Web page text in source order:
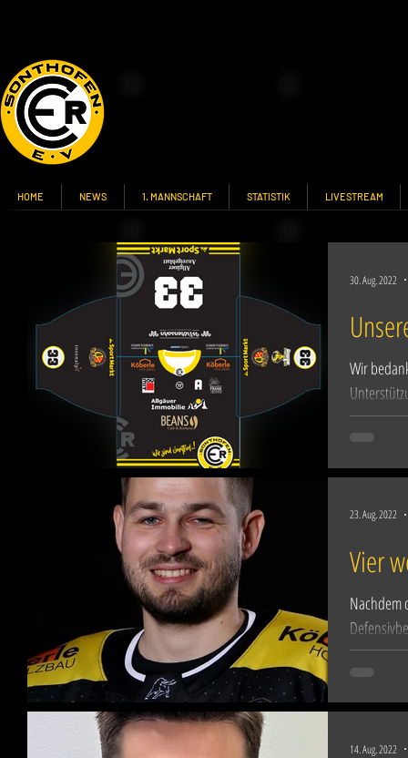
HOME NEWS 1. MANNSCHAFT STATISTIK LIVESTREAM
Wir
30. Aug. 2022
Vier
Nachdem
23. Aug. 2022
14. Aug. 2022